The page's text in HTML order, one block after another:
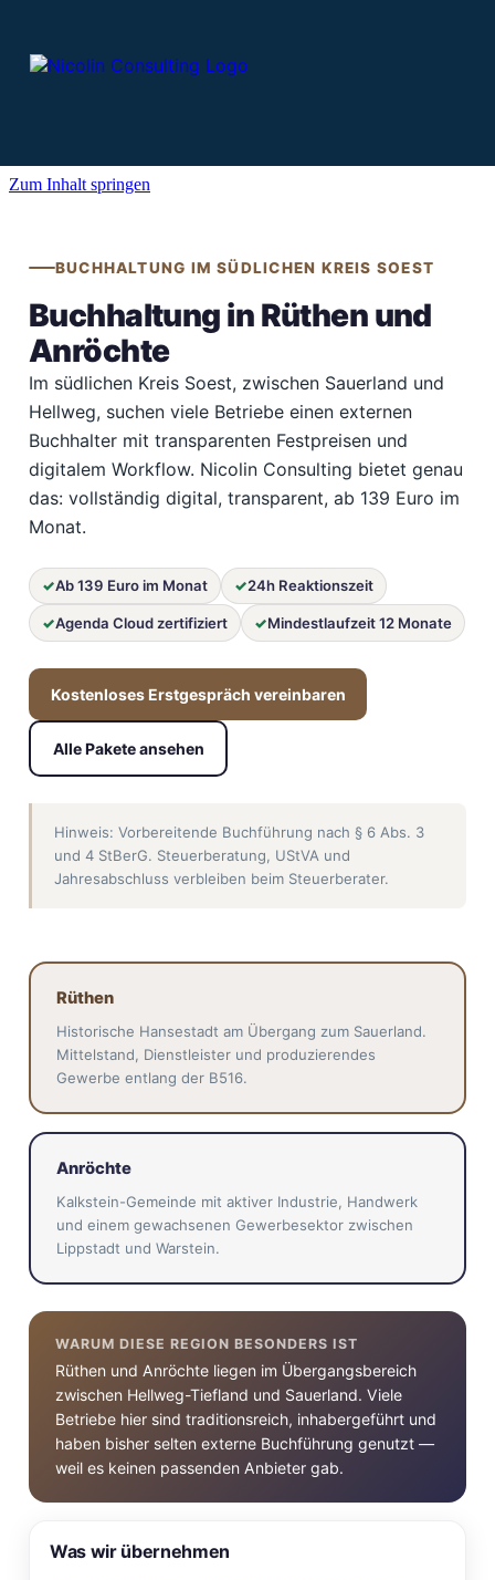
Zum Inhalt springen
BUCHHALTUNG IM SÜDLICHEN KREIS SOEST
Buchhaltung in Rüthen und
Anröchte
Im südlichen Kreis Soest, zwischen Sauerland und
Hellweg, suchen viele Betriebe einen externen
Buchhalter mit transparenten Festpreisen und
digitalem Workflow. Nicolin Consulting bietet genau
das: vollständig digital, transparent, ab 139 Euro im
Monat.
Ab 139 Euro im Monat 24h Reaktionszeit
Agenda Cloud zertifiziert Mindestlaufzeit 12 Monate
Kostenloses Erstgespräch vereinbaren
Alle Pakete ansehen
Hinweis: Vorbereitende Buchführung nach § 6 Abs. 3
und 4 StBerG. Steuerberatung, UStVA und
Jahresabschluss verbleiben beim Steuerberater.
Rüthen
Historische Hansestadt am Übergang zum Sauerland.
Mittelstand, Dienstleister und produzierendes
Gewerbe entlang der B516.
Anröchte
Kalkstein-Gemeinde mit aktiver Industrie, Handwerk
und einem gewachsenen Gewerbesektor zwischen
Lippstadt und Warstein.
WARUM DIESE REGION BESONDERS IST
Rüthen und Anröchte liegen im Übergangsbereich
zwischen Hellweg-Tiefland und Sauerland. Viele
Betriebe hier sind traditionsreich, inhabergeführt und
haben bisher selten externe Buchführung genutzt —
weil es keinen passenden Anbieter gab.
Was wir übernehmen